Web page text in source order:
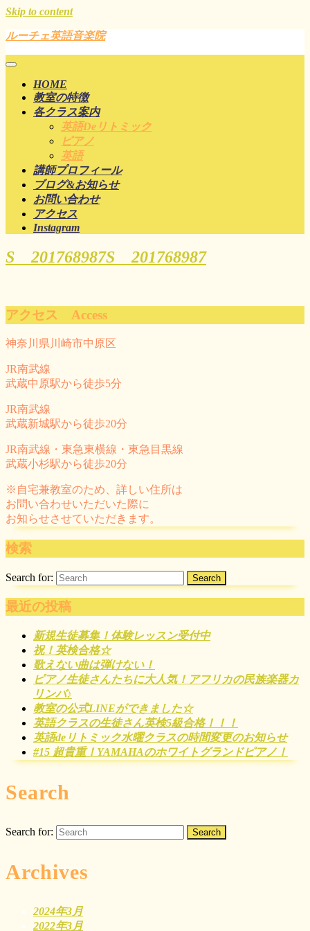
Skip to content
ルーチェ英語音楽院
HOME
教室の特徴
各クラス案内
英語deリトミック
ピアノ
英語
講師プロフィール
ブログ&お知らせ
お問い合わせ
アクセス
Instagram
S__201768987S__201768987
アクセス Access
神奈川県川崎市中原区
JR南武線
武蔵中原駅から徒歩5分
JR南武線
武蔵新城駅から徒歩20分
JR南武線・東急東横線・東急目黒線
武蔵小杉駅から徒歩20分
※自宅兼教室のため、詳しい住所は
お問い合わせいただいた際に
お知らせさせていただきます。
検索
Search for:
最近の投稿
新規生徒募集！体験レッスン受付中
祝！英検合格☆
歌えない曲は弾けない！
ピアノ生徒さんたちに大人気！アフリカの民族楽器カ
リンバ♪
教室の公式LINEができました☆
英語クラスの生徒さん英検5級合格！！！
英語deリトミック水曜クラスの時間変更のお知らせ
#15 超貴重！YAMAHAのホワイトグランドピアノ！
Search
Search for:
Archives
2024年3月
2022年3月